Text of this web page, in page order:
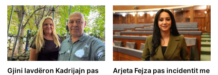
Gjini lavdëron Kadrijajn pas
Arjeta Fejza pas incidentit me